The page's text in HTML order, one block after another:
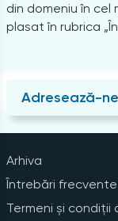
din domeniu în cel
plasat în rubrica
Adresează-
Arhiva
Întrebări frecvente
Termeni și condiții